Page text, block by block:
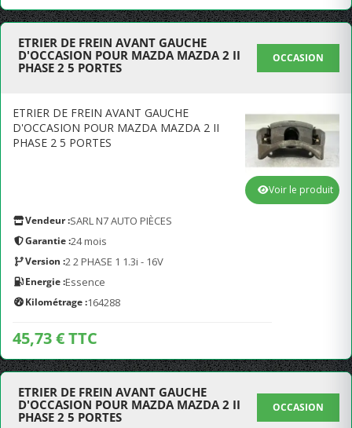
ETRIER DE FREIN AVANT GAUCHE
D'OCCASION POUR MAZDA MAZDA 2 II
PHASE 2 5 PORTES
OCCASION
ETRIER DE FREIN AVANT GAUCHE
D'OCCASION POUR MAZDA MAZDA 2 II
PHASE 2 5 PORTES
Vendeur :SARL N7 AUTO PIÈCES
Garantie :24 mois
Version :2 2 PHASE 1 1.3i - 16V
Energie :Essence
Kilométrage :164288
45,73 € TTC
Voir le produit
ETRIER DE FREIN AVANT GAUCHE
D'OCCASION POUR MAZDA MAZDA 2 II
PHASE 2 5 PORTES
OCCASION